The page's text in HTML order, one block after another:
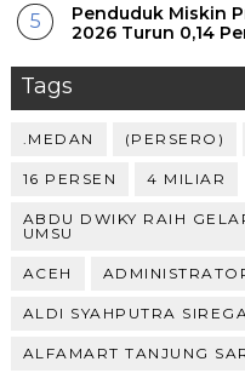
Penduduk Miskin
2026 Turun 0,14
Tags
.MEDAN (PERSERO)
16 PERSEN 4 MILIAR
ABDU DWIKY RAIH
UMSU
ACEH
ALDI SYAHPUTRA
ALFAMART TANJUNG